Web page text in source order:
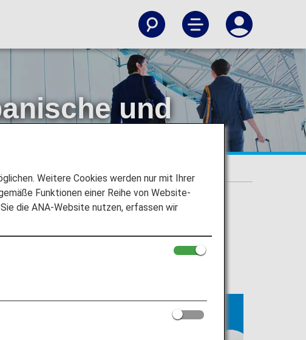
und
erhalten können.
Weitere Cookies werden nur mit Ihrer
Funktionen einer Reihe von Website-
Sie die ANA-Website nutzen, erfassen wir